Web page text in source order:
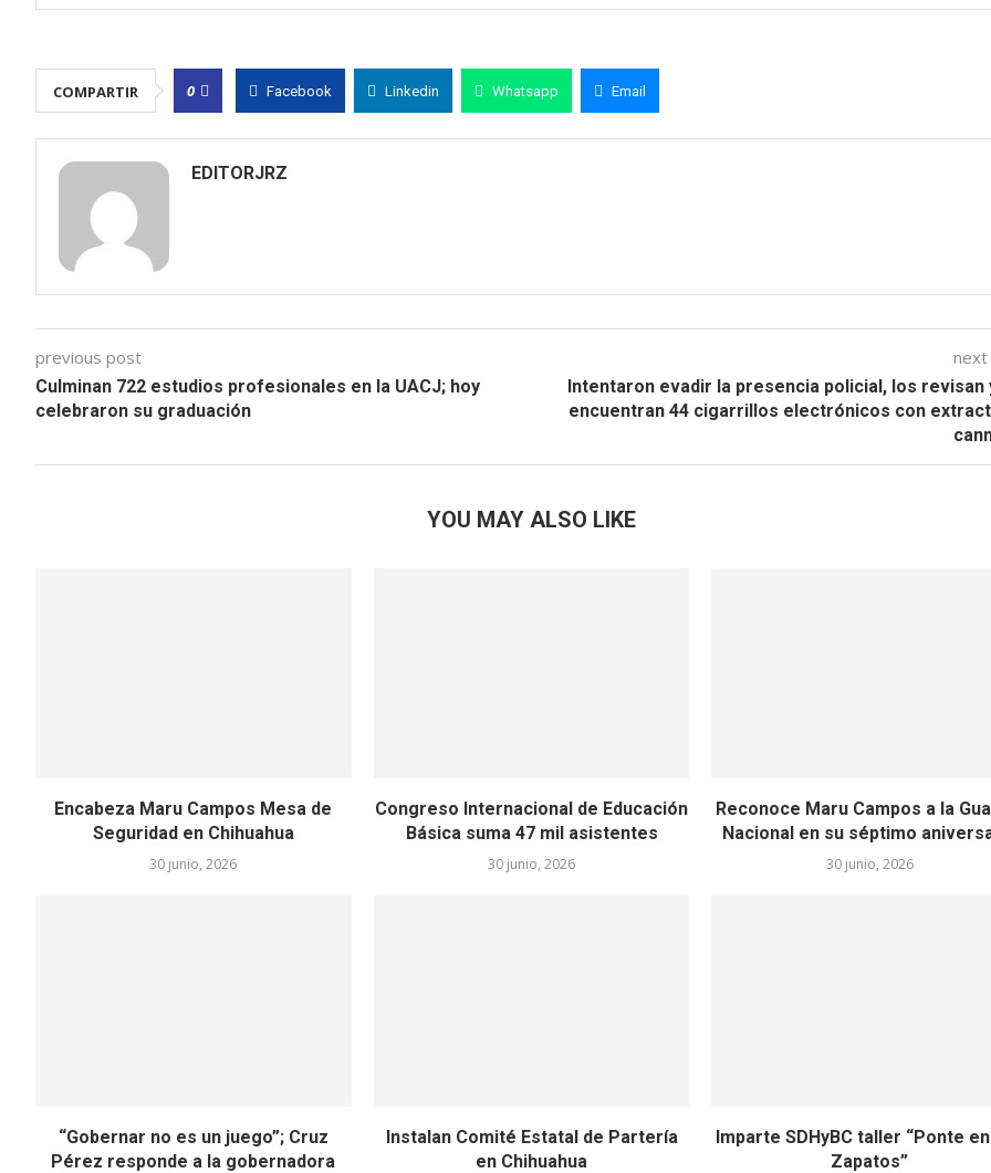
COMPARTIR 0 Facebook Linkedin Whatsapp Email
EDITORJRZ
previous post
Culminan 722 estudios profesionales en la UACJ; hoy
celebraron su graduación
Intentaron evadir la presencia policial, los revisan
encuentran 44 cigarrillos electrónicos con
YOU MAY ALSO LIKE
Encabeza Maru Campos Mesa de
Seguridad en Chihuahua
30 junio, 2026
Congreso Internacional de Educación
Básica suma 47 mil asistentes
30 junio, 2026
Reconoce Maru Campos a la
Nacional en su séptimo
30 junio, 2026
“Gobernar no es un juego”; Cruz
Pérez responde a la gobernadora
Instalan Comité Estatal de Partería
en Chihuahua
Imparte SDHyBC taller “Ponte
Zapatos”